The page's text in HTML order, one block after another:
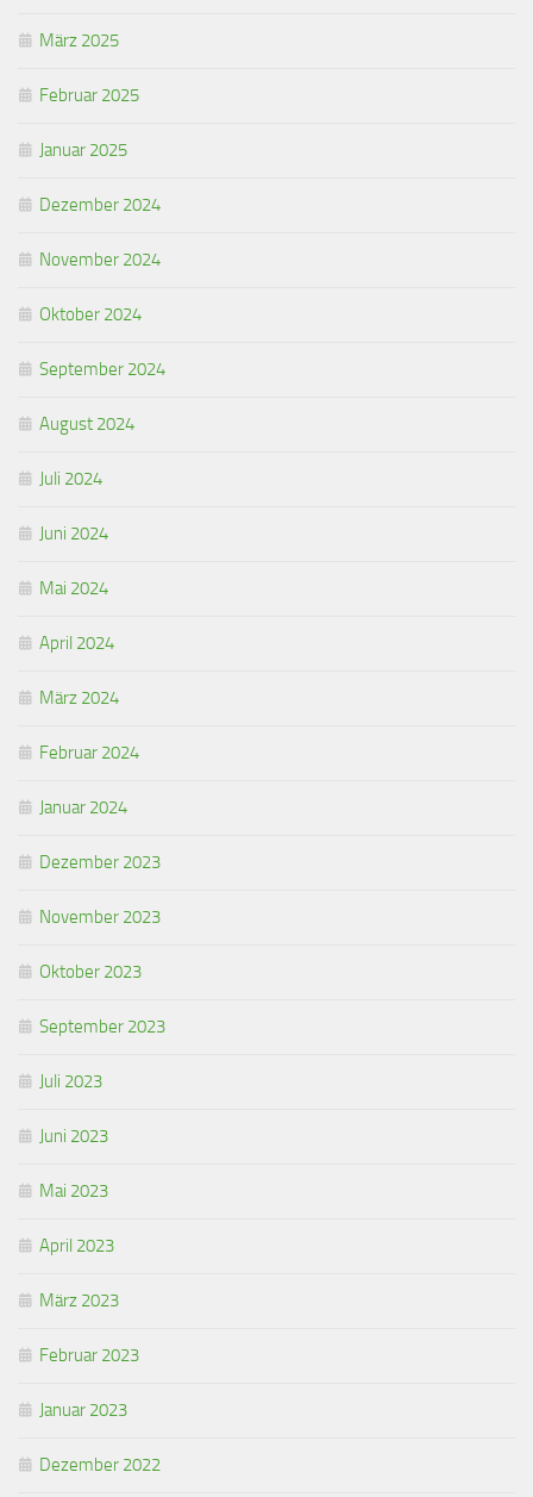
März 2025
Februar 2025
Januar 2025
Dezember 2024
November 2024
Oktober 2024
September 2024
August 2024
Juli 2024
Juni 2024
Mai 2024
April 2024
März 2024
Februar 2024
Januar 2024
Dezember 2023
November 2023
Oktober 2023
September 2023
Juli 2023
Juni 2023
Mai 2023
April 2023
März 2023
Februar 2023
Januar 2023
Dezember 2022